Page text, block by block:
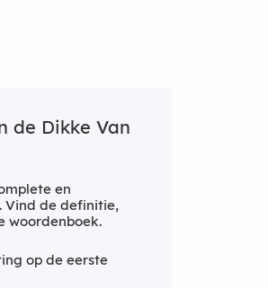
de Dikke Van
en
Vind de definitie,
woordenboek.
op de eerste